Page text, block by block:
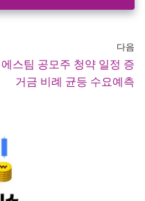
다음
에스팀 공모주 청약 일정 증
거금 비례 균등 수요예측